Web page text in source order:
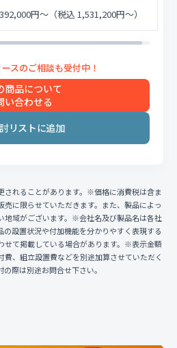
円〜 （税込 1,531,200円〜）
商品について
い合わせる
れることがあります。※価格に消費税は含ま
に限らせていただきます。また、製品によっ
地域がございます。※会社名及び製品名は各社
設置状況や付加機能を分かりやすく表現する
せて掲載している場合があります。※表示金額
、組立設置費などを別途加算させていただく
際は別途お問合せ下さい。